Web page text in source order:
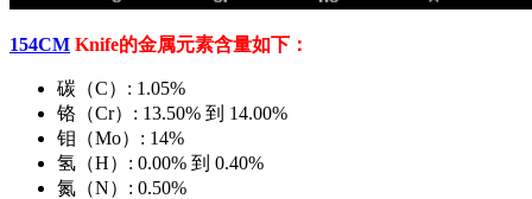
154CM Knife的金属元素含量如下：
碳（C）: 1.05%
铬（Cr）: 13.50% 到 14.00%
钼（Mo）: 14%
氢（H）: 0.00% 到 0.40%
氮（N）: 0.50%